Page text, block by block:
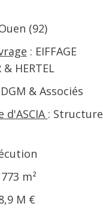
(92)
: EIFFAGE
& HERTEL
& Associés
d'ASCIA : Structure
m²
M €